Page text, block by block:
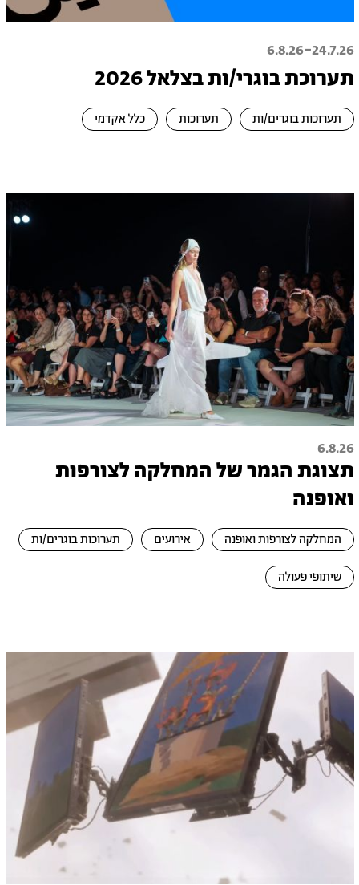
24.7.26
-
6.8.26
תערוכת בוגרי/ות בצלאל 2026
תערוכות בוגרים/ות תערוכות כלל אקדמי
6.8.26
תצוגת הגמר של המחלקה לצורפות
ואופנה
המחלקה לצורפות ואופנה אירועים תערוכות בוגרים/ות
שיתופי פעולה